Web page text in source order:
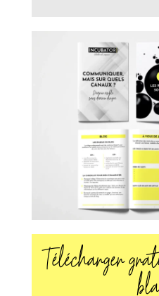
Télécharger